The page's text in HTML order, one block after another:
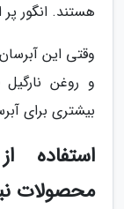
هستند. انگور
وقتی این
و روغن
بیشتری برای
محصولات